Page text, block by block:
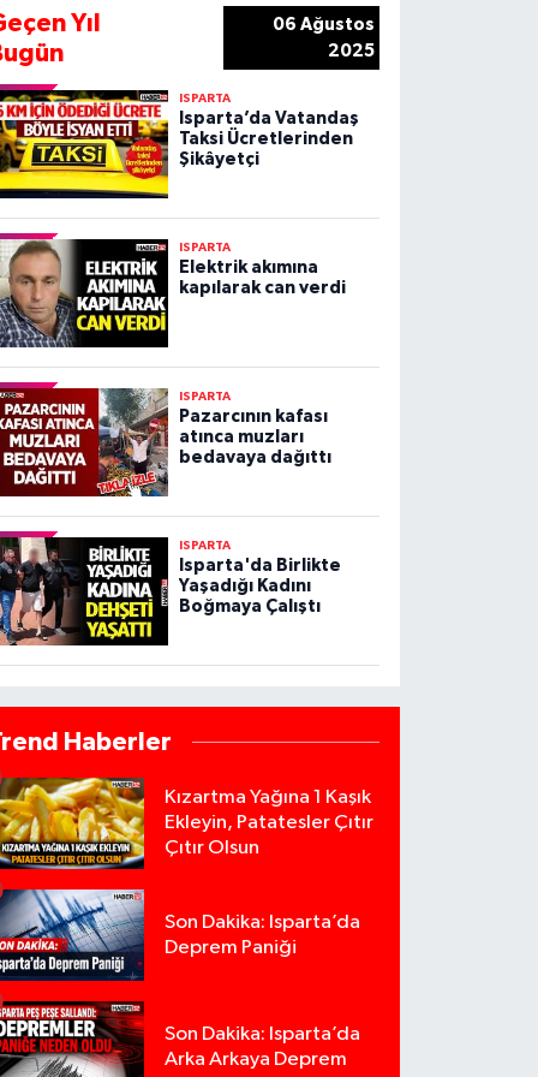
Yıl
06 Ağustos
2025
ISPARTA
Isparta’da Vatandaş
Taksi Ücretlerinden
Şikâyetçi
ISPARTA
Elektrik akımına
kapılarak can verdi
ISPARTA
Pazarcının kafası
atınca muzları
bedavaya dağıttı
ISPARTA
Isparta'da Birlikte
Yaşadığı Kadını
Boğmaya Çalıştı
Haberler
Kızartma Yağına 1 Kaşık
Ekleyin, Patatesler Çıtır
Çıtır Olsun
Son Dakika: Isparta’da
Deprem Paniği
Son Dakika: Isparta’da
Arka Arkaya Deprem